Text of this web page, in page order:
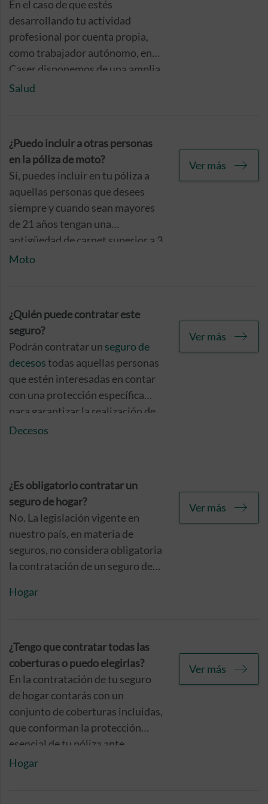
En el caso de que estés
desarrollando tu actividad
profesional por cuenta propia,
como trabajador autónomo, en
Caser disponemos de una amplia
gama de seguros de salud
Salud
¿Puedo incluir a otras personas
en la póliza de moto?
Sí, puedes incluir en tu póliza a
aquellas personas que desees
siempre y cuando sean mayores
de 21 años tengan una
antigüedad de carnet superior a 3
años. Para ello, tendrás que
Moto
Ver más
¿Quién puede contratar este
seguro?
Podrán contratar un seguro de
decesostodas aquellas personas
que estén interesadas en contar
con una protección específica
para garantizar la realización de
los servicios fúnebres en caso de
dos excepciones, si la persona
que desea contratarlo tiene más
de 70 años o ha sido
diagnosticada previamente de
una enfermedad grave.
Decesos
Ver más
¿Es obligatorio contratar un
seguro de hogar?
No. La legislación vigente en
nuestro país, en materia de
seguros, no considera obligatoria
la contratación de un seguro de
hogar, aunque sí que es
Hogar
Ver más
¿Tengo que contratar todas las
coberturas o puedo elegirlas?
En la contratación de tu seguro
de hogar contarás con un
conjunto de coberturas incluidas,
que conforman la protección
esencial de tu póliza ante
aquellas incidencias más
Hogar
Ver más